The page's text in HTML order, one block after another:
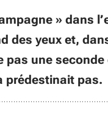
» dans
des yeux et,
pas une
prédestinait pas.